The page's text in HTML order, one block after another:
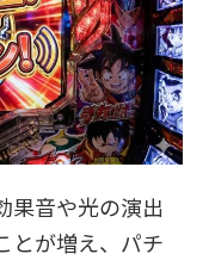
果音や光の演出
とが増え、パチ